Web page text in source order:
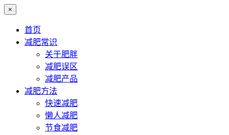
×
首页
减肥常识
关于肥胖
减肥误区
减肥产品
减肥方法
快速减肥
懒人减肥
节食减肥